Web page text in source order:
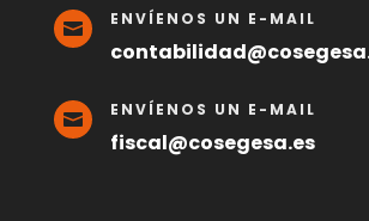
 ENVÍENOS UN E-MAIL
 ENVÍENOS UN E-MAIL
fiscal@cosegesa.es